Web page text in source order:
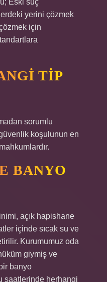
Eski suç
yerini çözmek
için
TIP
sorumlu
koşulunun en
BANYO
açık hapishane
içinde sıcak su ve
Kurumumuz oda
giymiş ve
banyo
saatlerinde herhangi